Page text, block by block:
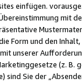
einfügen.
mit
Form und den
unserer
(z. B.
Sie der